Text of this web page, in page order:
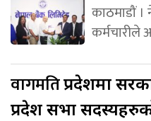
काठमाडौं
कर्मचारीले
वागमतिप्रदेशमा
प्रदेश सभा